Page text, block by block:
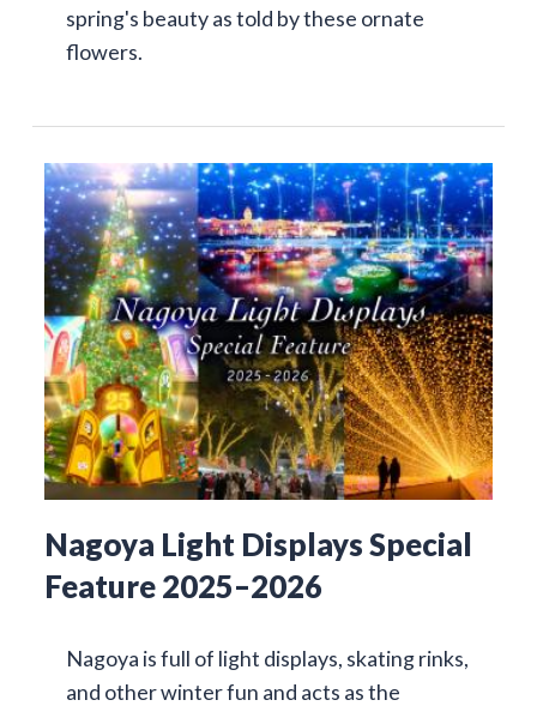
spring's beauty as told by these ornate
flowers.
Nagoya Light Displays Special
Feature 2025–2026
Nagoya is full of light displays, skating rinks,
and other winter fun and acts as the